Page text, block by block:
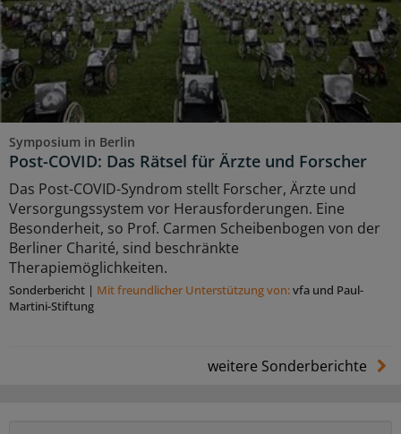
Symposium in Berlin
Post-COVID: Das Rätsel für Ärzte und Forscher
Das Post-COVID-Syndrom stellt Forscher, Ärzte und
Versorgungssystem vor Herausforderungen. Eine
Besonderheit, so Prof. Carmen Scheibenbogen von der
Berliner Charité, sind beschränkte
Therapiemöglichkeiten.
Sonderbericht | Mit freundlicher Unterstützung von:vfa und Paul-
Martini-Stiftung
weitere Sonderberichte